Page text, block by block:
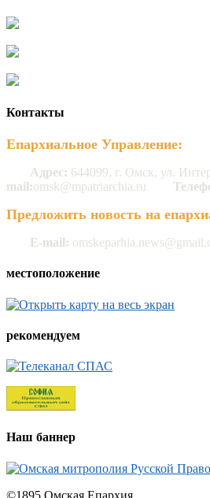
Контакты
Епархиальное Управление:
Адрес: 644099, г. Омск, ул.
mail:omsk@mpatriarchia.ru
Предложить новость на
E-mail:
местоположение
рекомендуем
Наш баннер
©1895 Омская Епархия